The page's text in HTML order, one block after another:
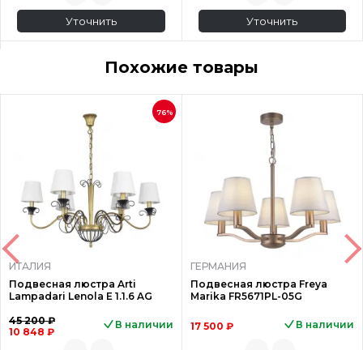
Уточнить Уточнить
Похожие товары
76%
ИТАЛИЯ
Подвесная люстра Arti
Lampadari Lenola E 1.1.6 AG
45 200 ₽
10 848 ₽
В наличии
ГЕРМАНИЯ
Подвесная люстра Freya
Marika FR5671PL-05G
17 500 ₽ В наличии